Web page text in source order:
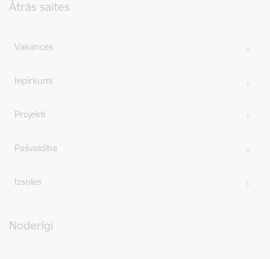
Ātrās saites
Vakances
Iepirkumi
Projekti
Pašvaldība
Izsoles
Noderīgi